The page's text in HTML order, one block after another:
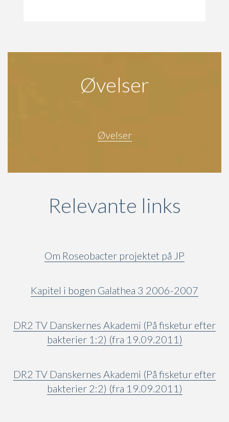
Øvelser
Øvelser
Relevante links
Om Roseobacter projektet på JP
Kapitel i bogen Galathea 3 2006-2007
DR2 TV Danskernes Akademi (På fisketur efter
bakterier 1:2) (fra 19.09.2011)
DR2 TV Danskernes Akademi (På fisketur efter
bakterier 2:2) (fra 19.09.2011)